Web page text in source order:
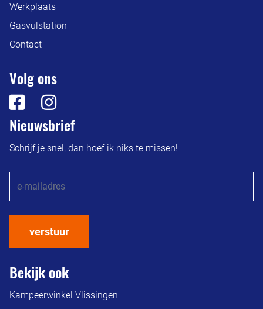
Werkplaats
Gasvulstation
Contact
Volg ons
Nieuwsbrief
Schrijf je snel, dan hoef ik niks te missen!
verstuur
Bekijk ook
Kampeerwinkel Vlissingen